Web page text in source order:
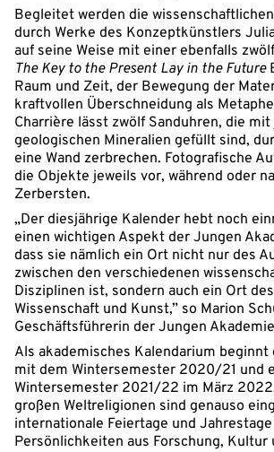
Begleitet werden die
durch Werke des Konzeptkünstlers
auf seine Weise mit einer ebenfalls
The Key to the Present Lay in the Future
Raum und Zeit, der Bewegung der
kraftvollen Überschneidung als
Charrière lässt zwölf Sanduhren, die mit
geologischen Mineralien gefüllt sind,
eine Wand zerbrechen. Fotografische
die Objekte jeweils vor, während oder
Zerbersten.
„Der diesjährige Kalender hebt noch
einen wichtigen Aspekt der Jungen
dass sie nämlich ein Ort nicht nur des
zwischen den verschiedenen
Disziplinen ist, sondern auch ein Ort
Wissenschaft und Kunst,” so Marion
Geschäftsführerin der Jungen
Als akademisches Kalendarium beginnt
mit dem Wintersemester 2020/21 und
Wintersemester 2021/22 im März
großen Weltreligionen sind genauso
internationale Feiertage und
Persönlichkeiten aus Forschung, Kultur